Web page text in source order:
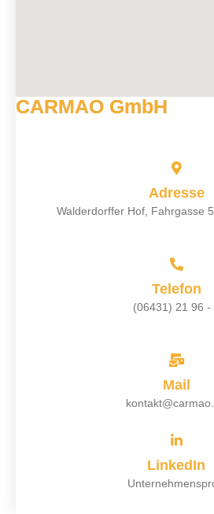
CARMAO GmbH
Adresse
Walderdorffer Hof, Fahrgasse
Telefon
(06431) 21 96 -
Mail
LinkedIn